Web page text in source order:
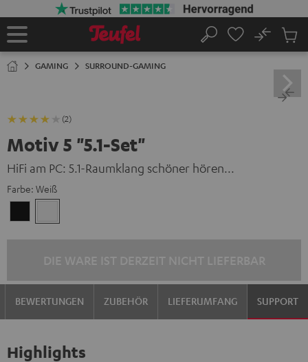
Startseite
Suche
No
GAMING SURROUND-GAMING
(2)
Motiv 5 "5.1-Set"
HiFi am PC: 5.1-Raumklang schöner hören...
Farbe: Weiß
BEWERTUNGEN ZUBEHÖR LIEFERUMFANG SUPPORT
Highlights